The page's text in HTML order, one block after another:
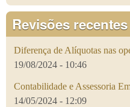
Revisões recentes
Diferença de Alíquotas nas
19/08/2024 - 10:46
Contabilidade e Assessoria
14/05/2024 - 12:09